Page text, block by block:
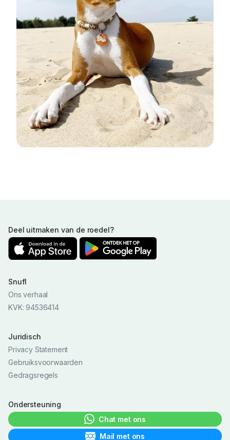
Deel uitmaken van de roedel?
Snufl
Ons verhaal
KVK: 94536414
Juridisch
Privacy Statement
Gebruiksvoorwaarden
Gedragsregels
Ondersteuning
Chat met ons
Mail met ons